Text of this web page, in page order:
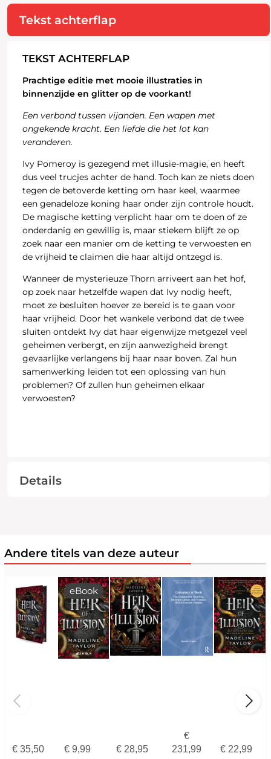
Tekst achterflap
TEKST ACHTERFLAP
Prachtige editie met mooie illustraties in
binnenzijde en glitter op de voorkant!
Een verbond tussen vijanden. Een wapen met
ongekende kracht. Een liefde die het lot kan
veranderen.
Ivy Pomeroy is gezegend met illusie-magie, en heeft
dus veel trucjes achter de hand. Toch kan ze niets doen
tegen de betoverde ketting om haar keel, waarmee
een genadeloze koning haar onder zijn controle houdt.
De magische ketting verplicht haar om te doen of ze
onderdanig en gewillig is, maar stiekem blijft ze op
zoek naar een manier om de ketting te verwoesten en
de vrijheid te claimen die haar altijd ontzegd is.
Wanneer de mysterieuze Thorn arriveert aan het hof,
op zoek naar hetzelfde wapen dat Ivy nodig heeft,
moet ze besluiten hoever ze bereid is te gaan voor
haar vrijheid. Door het wankele verbond dat de twee
sluiten ontdekt Ivy dat haar eigenwijze metgezel veel
geheimen verbergt, en zijn aanwezigheid brengt
gevaarlijke verlangens bij haar naar boven. Zal hun
samenwerking leiden tot een oplossing van hun
problemen? Of zullen hun geheimen elkaar
verwoesten?
Details
Andere titels van deze auteur
€35,50 €9,99
eBook
€ 28,95
€
231,99
€ 22,99